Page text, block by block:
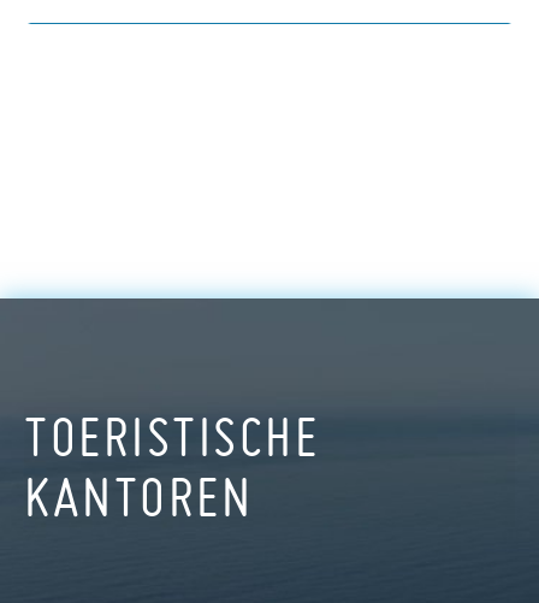
TOERISTISCHE
KANTOREN